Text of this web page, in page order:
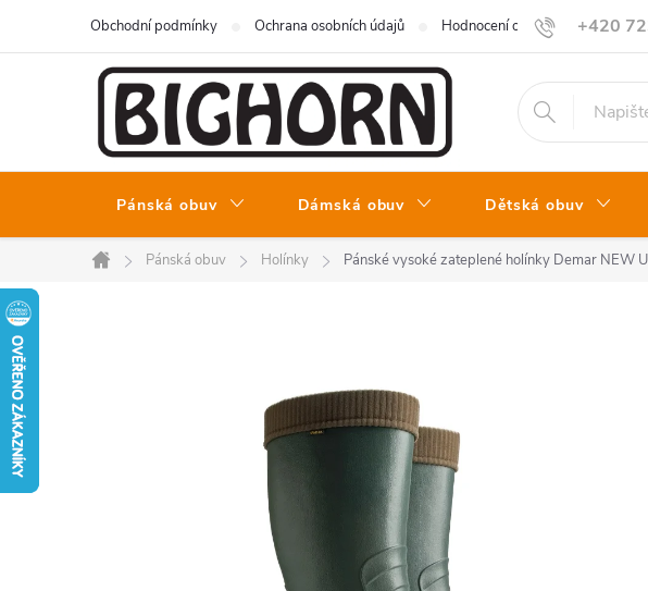
+420
Obchodní podmínky Ochrana osobních údajů Hodnocení obchodu
Pánská obuv Dámská obuv Dětská obuv
Domů
Pánská obuv Holínky Pánské vysoké zateplené holínky Demar NEW